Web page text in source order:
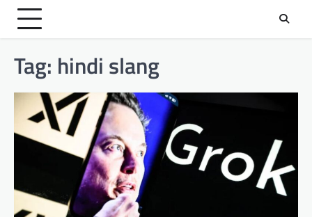
Tag: hindi slang